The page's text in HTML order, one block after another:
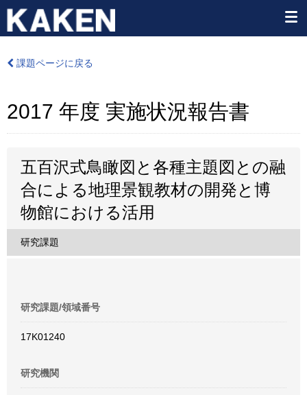
課題ページに戻る
2017 年度 実施状況報告書
五百沢式鳥瞰図と各種主題図との融
合による地理景観教材の開発と博
物館における活用
研究課題
研究課題/領域番号
17K01240
研究機関